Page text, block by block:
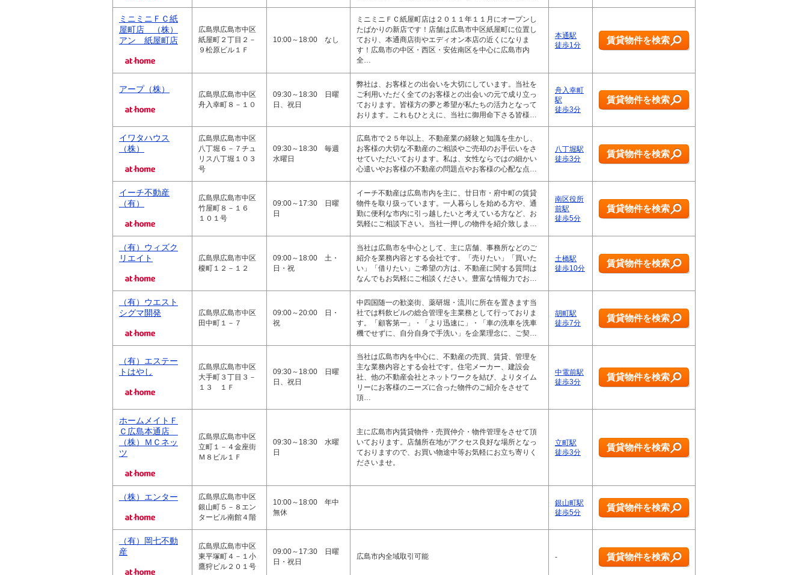
ミニミニＦＣ紙
屋町店 （株）
アン 紙屋町店
広島県広島市中区
紙屋町２丁目２－
９松原ビル１Ｆ
10:00～18:00 なし
ミニミニＦＣ紙屋町店は２０１１年１１月にオープンし
たばかりの新店です！店舗は広島市中区紙屋町に位置し
ており、本通商店街やエディオン本店の近くになりま
す！広島市の中区・西区・安佐南区を中心に広島市内
全…
本通駅
徒歩1分
賃貸物件を検索
アープ（株）
広島県広島市中区
舟入幸町８－１０
09:30～18:30 日曜
日、祝日
弊社は、お客様との出会いを大切にしています。当社を
ご利用いただく全てのお客様との出会いの元で成り立っ
ております。皆様方の夢と希望が私たちの活力となって
おります。これもひとえに、当社に御用命下さる皆様…
舟入幸町
駅
徒歩3分
賃貸物件を検索
イワタハウス
（株）
広島県広島市中区
八丁堀６－７チュ
リス八丁堀１０３
号
09:30～18:30 毎週
水曜日
広島市で２５年以上、不動産業の経験と知識を生かし、
お客様の大切な不動産のご相談やご売却のお手伝いをさ
せていただいております。私は、女性ならではの細かい
心遣いやお客様の不動産の問題点やお客様の心配な点…
八丁堀駅
徒歩3分
賃貸物件を検索
イーチ不動産
（有）
広島県広島市中区
竹屋町８－１６
１０１号
09:00～17:30 日曜
日
イーチ不動産は広島市内を主に、廿日市・府中町の賃貸
物件を取り扱っています。一人暮らしを始める方や、通
勤に便利な市内に引っ越したいと考えている方など、お
気軽にご相談下さい。当社一押しの物件を紹介致しま…
南区役所
前駅
徒歩5分
賃貸物件を検索
（有）ウィズク
リエイト
広島県広島市中区
榎町１２－１２
09:00～18:00 土・
日・祝
当社は広島市を中心として、主に店舗、事務所などのご
紹介を業務内容とする会社です。「売りたい」「買いた
い」「借りたい」ご希望の方は、不動産に関する質問は
なんでもお気軽にご相談ください。豊富な情報力でお…
土橋駅
徒歩10分
賃貸物件を検索
（有）ウエスト
シグマ開発
広島県広島市中区
田中町１－７
09:00～20:00 日・
祝
中四国随一の歓楽街、薬研堀・流川に所在を置きます当
社では料飲ビルの総合管理を主業務として行っておりま
す。「顧客第一」・「より迅速に」・「車の洗車を洗車
機でせずに、自分自身で手洗い」を企業理念に、ご契…
胡町駅
徒歩7分
賃貸物件を検索
（有）エステー
トはやし
広島県広島市中区
大手町３丁目３－
１３ １Ｆ
09:30～18:00 日曜
日、祝日
当社は広島市内を中心に、不動産の売買、賃貸、管理を
主な業務内容とする会社です。住宅メーカー、建設会
社、他の不動産会社とネットワークを結び、よりタイム
リーにお客様のニーズに合った物件のご紹介をさせて
頂…
中電前駅
徒歩3分
賃貸物件を検索
ホームメイトＦ
Ｃ広島本通店
（株）ＭＣネッ
ツ
広島県広島市中区
立町１－４金座街
Ｍ８ビル１Ｆ
09:30～18:30 水曜
日
主に広島市内賃貸物件・売買仲介・物件管理をさせて頂
いております。店舗所在地がアクセス良好な場所となっ
ておりますので、お買い物途中等お気軽にお立ち寄りく
ださいませ。
立町駅
徒歩3分
賃貸物件を検索
（株）エンター
広島県広島市中区
銀山町５－８エン
タービル南館４階
10:00～18:00 年中
無休
銀山町駅
徒歩5分
賃貸物件を検索
（有）岡七不動
産
広島県広島市中区
東平塚町４－１小
鷹狩ビル２０１号
09:00～17:30 日曜
日・祝日
広島市内全域取引可能 - 賃貸物件を検索